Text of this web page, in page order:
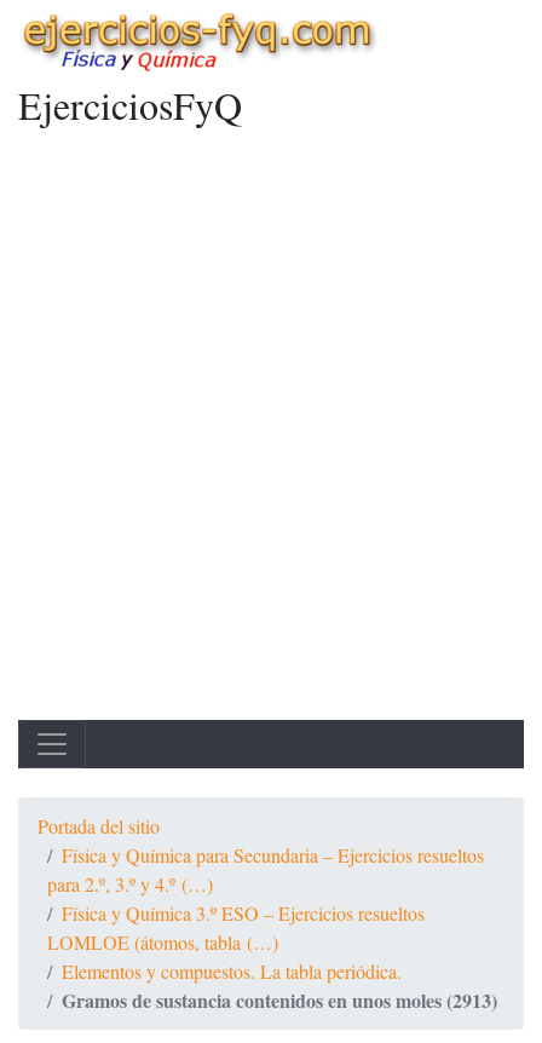
EjerciciosFyQ
Portada del sitio
Física y Química para Secundaria – Ejercicios resueltos
para 2.º, 3.º y 4.º (…)
Física y Química 3.º ESO – Ejercicios resueltos
LOMLOE (átomos, tabla (…)
Elementos y compuestos. La tabla periódica.
Gramos de sustancia contenidos en unos moles (2913)